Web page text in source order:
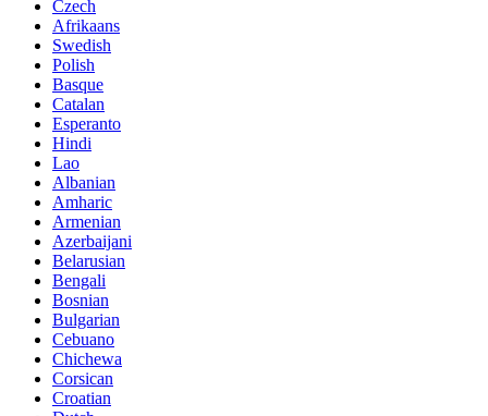
Czech
Afrikaans
Swedish
Polish
Basque
Catalan
Esperanto
Hindi
Lao
Albanian
Amharic
Armenian
Azerbaijani
Belarusian
Bengali
Bosnian
Bulgarian
Cebuano
Chichewa
Corsican
Croatian